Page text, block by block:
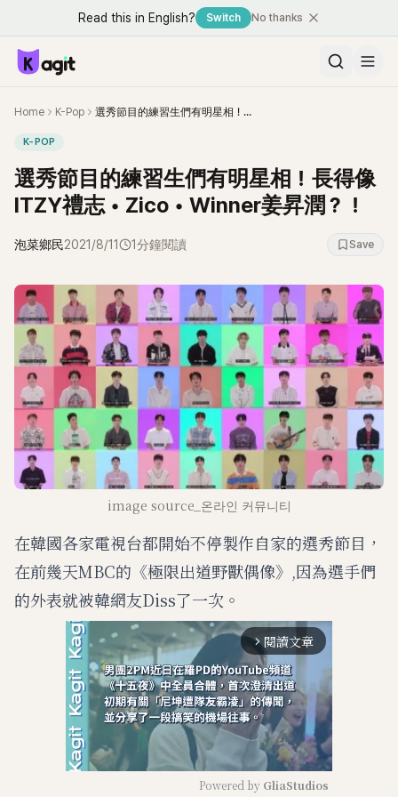
Read this in English? Switch No thanks
Home K-Pop 選秀節目的練習生們有明星相！長得像ITZY禮志 • Zico • Winner姜昇潤？！
K-POP
選秀節目的練習生們有明星相！長得像
ITZY禮志 • Zico • Winner姜昇潤？！
泡菜鄉民2021/8/11 1分鐘閱讀 Save
image source_온라인 커뮤니티
在韓國各家電視台都開始不停製作自家的選秀節目，
在前幾天MBC的《極限出道野獸偶像》,因為選手們
的外表就被韓網友Diss了一次。
arrow_forward_ios 閱讀文章
Powered by GliaStudios